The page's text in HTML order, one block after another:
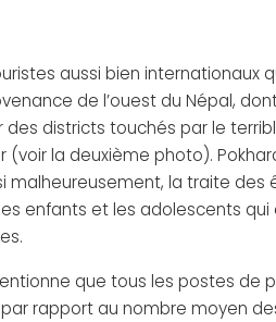
aussi bien internationaux
de l’ouest du Népal,
districts touchés par le
la deuxième photo).
la traite des
enfants et les adolescents
que tous les postes de
rapport au nombre moyen